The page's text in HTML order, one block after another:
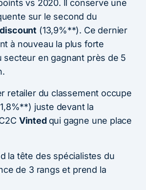
vs 2020. Il conserve une
sur le second du
(13,9%**). Ce dernier
à nouveau la plus forte
secteur en gagnant près de 5
retailer du classement occupe
juste devant la
Vinted qui gagne une place
la tête des spécialistes du
de 3 rangs et prend la